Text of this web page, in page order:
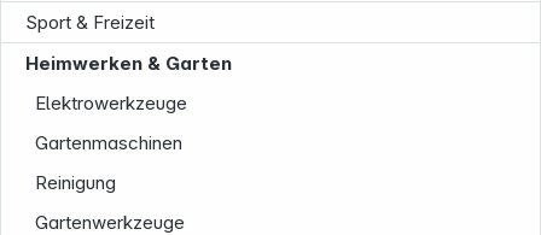
Sport & Freizeit
Heimwerken & Garten
Elektrowerkzeuge
Gartenmaschinen
Reinigung
Gartenwerkzeuge